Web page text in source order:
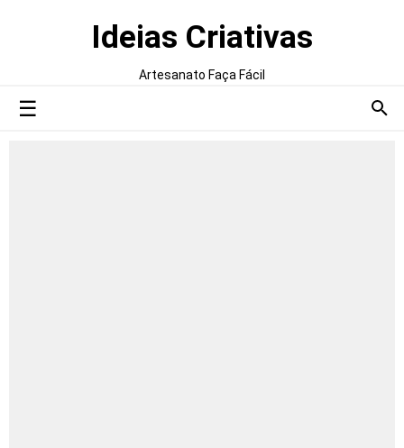
Ideias Criativas
Artesanato Faça Fácil